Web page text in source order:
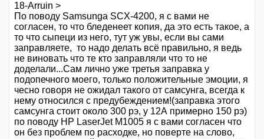
18-Arruin >
По поводу Samsunga SCX-4200, я с вами не
согласен, то что бледенеет копия, да это есть такое, а
то что сыпеци из него, тут уж увы, если вы сами
заправляете, то надо делать всё правильно, я ведь
не виновать что те кто заправляли что то не
доделали...Сам лично уже третья заправка у
подопечного моего, только положительные эмоции, я
чесно говоря не ожидал такого от самсунга, всегда к
нему относился с предубеждением!(заправка этого
самсунга стоит около 300 рэ, у 12А примерно 150 рэ)
по поводу НP LaserJet M1005 я с вами согласен что
он без проблем по расходке, но поверте на слово,